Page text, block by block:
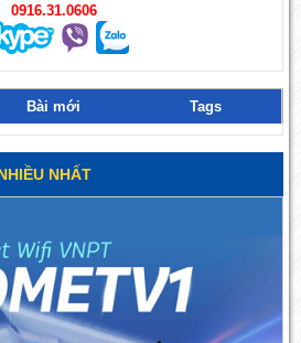
0916.31.0606
Bài mới Tags
NHẤT